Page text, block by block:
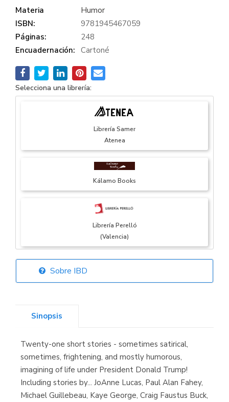
Materia
Humor
ISBN:
9781945467059
Páginas:
248
Encuadernación: Cartoné
Selecciona una librería:
Librería Samer
Atenea
Kálamo Books
Librería Perelló
(Valencia)
Librería Elías
Librería Kolima
(Madrid)
Sobre IBD
Sinopsis
Twenty-one short stories - sometimes satirical,
sometimes, frightening, and mostly humorous,
imagining of life under President Donald Trump!
Including stories by... JoAnne Lucas, Paul Alan Fahey,
Michael Guillebeau, Kaye George, Craig Faustus Buck,